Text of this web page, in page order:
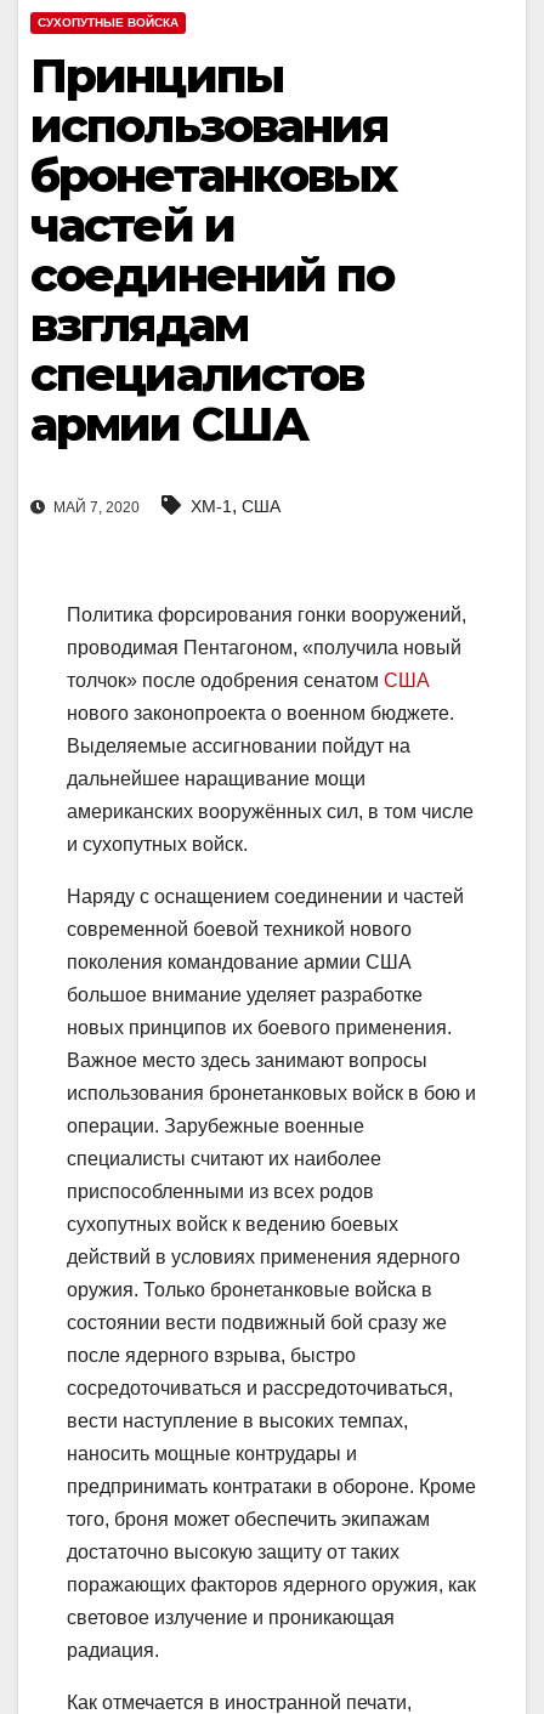
СУХОПУТНЫЕ ВОЙСКА
Принципы
использования
бронетанковых
частей и
соединений по
взглядам
специалистов
армии США
МАЙ 7, 2020 XM-1 , США
Политика форсирования гонки вооружений,
проводимая Пентагоном, «получила новый
толчок» после одобрения сенатом США
нового законопроекта о военном бюджете.
Выделяемые ассигновании пойдут на
дальнейшее наращивание мощи
американских вооружённых сил, в том числе
и сухопутных войск.
Наряду с оснащением соединении и частей
современной боевой техникой нового
поколения командование армии США
большое внимание уделяет разработке
новых принципов их боевого применения.
Важное место здесь занимают вопросы
использования бронетанковых войск в бою и
операции. Зарубежные военные
специалисты считают их наиболее
приспособленными из всех родов
сухопутных войск к ведению боевых
действий в условиях применения ядерного
оружия. Только бронетанковые войска в
состоянии вести подвижный бой сразу же
после ядерного взрыва, быстро
сосредоточиваться и рассредоточиваться,
вести наступление в высоких темпах,
наносить мощные контрудары и
предпринимать контратаки в обороне. Кроме
того, броня может обеспечить экипажам
достаточно высокую защиту от таких
поражающих факторов ядерного оружия, как
световое излучение и проникающая
радиация.
Как отмечается в иностранной печати,